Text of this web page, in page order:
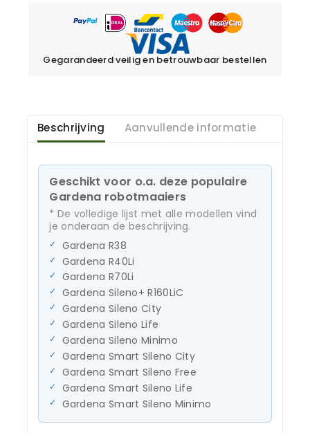
Gegarandeerd veilig en betrouwbaar bestellen
Beschrijving Aanvullende informatie
Geschikt voor o.a. deze populaire
Gardena robotmaaiers
* De volledige lijst met alle modellen vind
je onderaan de beschrijving.
Gardena R38
Gardena R40Li
Gardena R70Li
Gardena Sileno+ R160LiC
Gardena Sileno City
Gardena Sileno Life
Gardena Sileno Minimo
Gardena Smart Sileno City
Gardena Smart Sileno Free
Gardena Smart Sileno Life
Gardena Smart Sileno Minimo